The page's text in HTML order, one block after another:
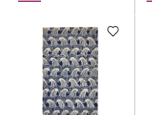
426.00€
160cmx230cm
719.00€
200cmx280cm
1069.00€